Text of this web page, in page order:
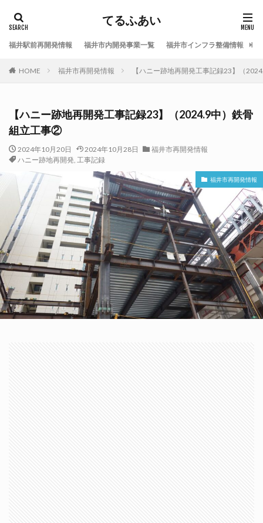
てるふあい
福井駅前再開発情報 福井市内開発事業一覧 福井市インフラ整備情報
HOME 福井市再開発情報 【ハニー跡地再開発工事記録23】（
【ハニー跡地再開発工事記録23】（2024.9中）鉄骨
組立工事②
2024年10月20日 2024年10月28日
福井市再開発情報
ハニー跡地再開発, 工事記録
福井市再開発情報